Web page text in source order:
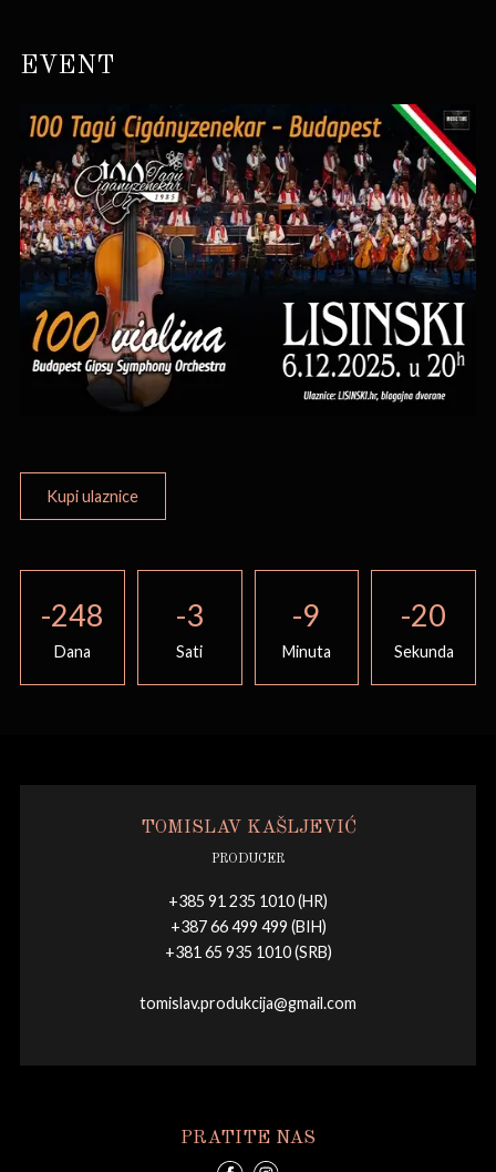
EVENT
Kupi ulaznice
-248
Dana
-3
Sati
-9
Minuta
-20
Sekunda
TOMISLAV KAŠLJEVIĆ
PRODUCER
+385 91 235 1010 (HR)
+387 66 499 499 (BIH)
+381 65 935 1010 (SRB)
tomislav.produkcija@gmail.com
PRATITE NAS